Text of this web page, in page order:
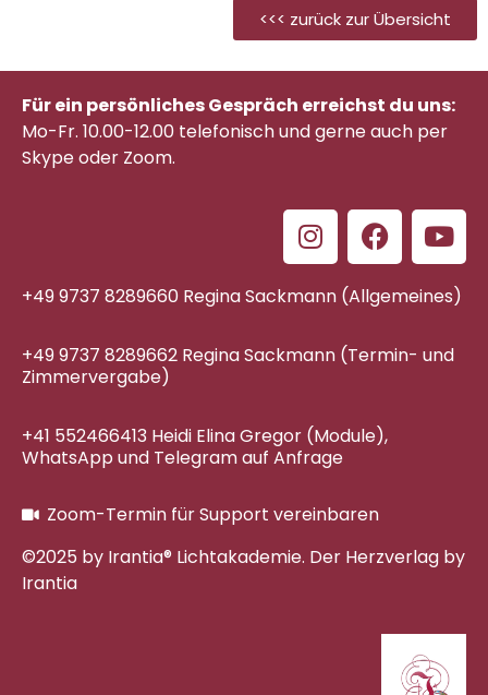
<<< zurück zur Übersicht
Für ein persönliches Gespräch erreichst du uns:
Mo-Fr. 10.00-12.00 telefonischund gerne auch per
Skype oder Zoom.
+49 9737 8289660 Regina Sackmann (Allgemeines)
+49 9737 8289662 Regina Sackmann (Termin- und
Zimmervergabe)
+41 552466413 Heidi Elina Gregor (Module),
WhatsApp und Telegram auf Anfrage
Zoom-Termin für Support vereinbaren
©2025 by Irantia® Lichtakademie. Der Herzverlag by
Irantia